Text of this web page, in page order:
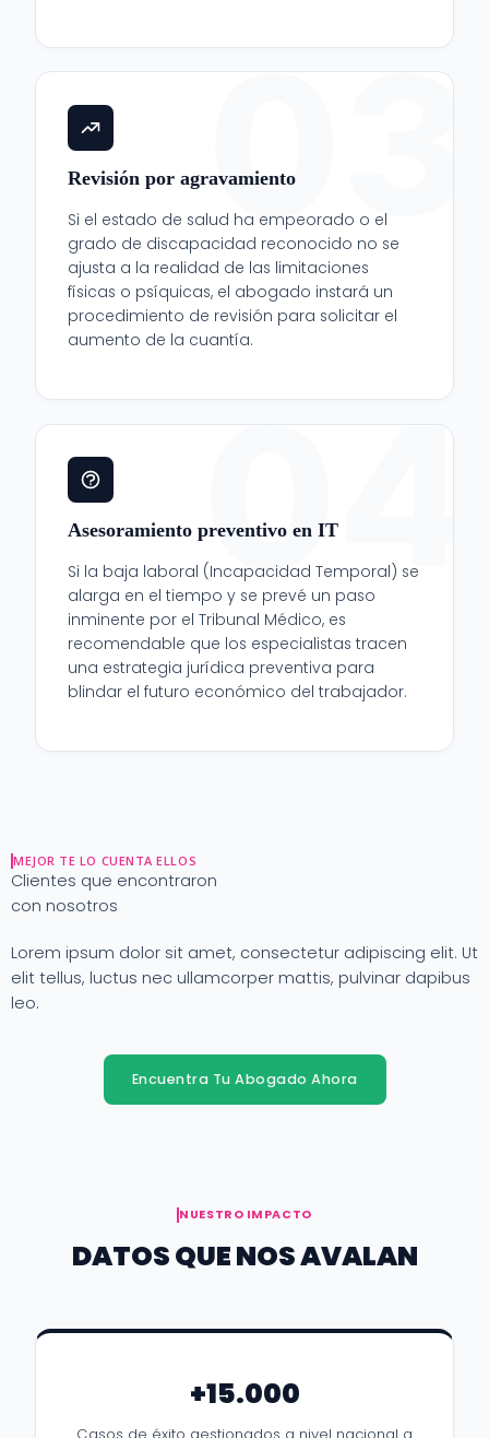
03
Revisión por agravamiento
Si el estado de salud ha empeorado o el
grado de discapacidad reconocido no se
ajusta a la realidad de las limitaciones
físicas o psíquicas, el abogado instará un
procedimiento de revisión para solicitar el
aumento de la cuantía.
04
Asesoramiento preventivo en IT
Si la baja laboral (Incapacidad Temporal) se
alarga en el tiempo y se prevé un paso
inminente por el Tribunal Médico, es
recomendable que los especialistas tracen
una estrategia jurídica preventiva para
blindar el futuro económico del trabajador.
MEJOR TE LO CUENTA ELLOS
Clientes que encontraron
con nosotros
Lorem ipsum dolor sit amet, consectetur adipiscing elit. Ut
elit tellus, luctus nec ullamcorper mattis, pulvinar dapibus
leo.
Encuentra Tu Abogado Ahora
NUESTRO IMPACTO
DATOS QUE NOS AVALAN
+15.000
Casos de éxito gestionados a nivel nacional a